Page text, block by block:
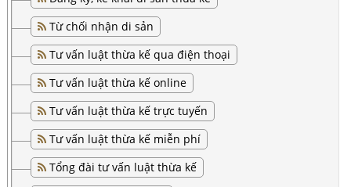
Từ chối nhận di sản
Tư vấn luật thừa kế qua điện thoại
Tư vấn luật thừa kế online
Tư vấn luật thừa kế trực tuyến
Tư vấn luật thừa kế miễn phí
Tổng đài tư vấn luật thừa kế